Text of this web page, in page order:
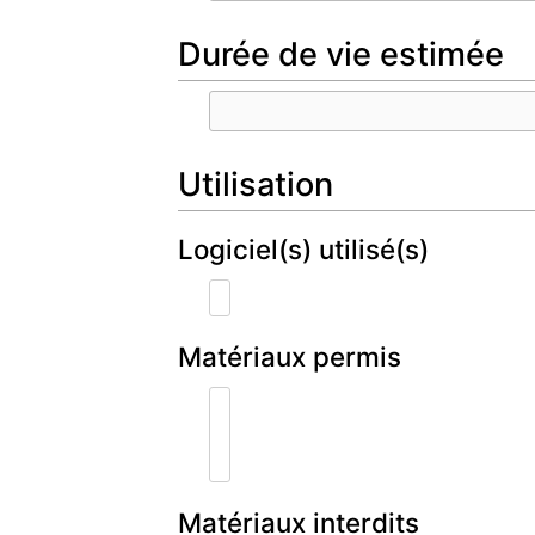
Durée de vie estimée
Utilisation
Logiciel(s) utilisé(s)
Matériaux permis
Matériaux interdits